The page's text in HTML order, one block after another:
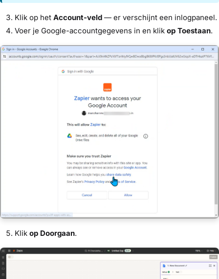
Klik op het Account-veld — er verschijnt een inlogpaneel.
Voer je Google-accountgegevens in en klik op Toestaan.
Klik op Doorgaan.